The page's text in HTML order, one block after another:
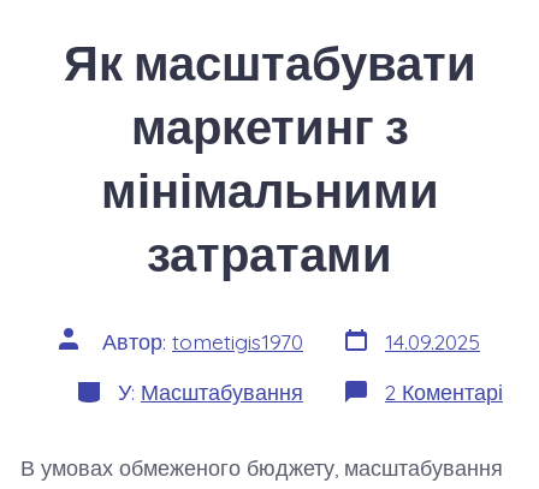
Як масштабувати
маркетинг з
мінімальними
затратами
Автор
запису
Автор: tometigis1970 Дата
запису
14.09.2025
Категорії
У: Масштабування 2 Коментарі
Як
В умовах обмеженого бюджету, масштабування